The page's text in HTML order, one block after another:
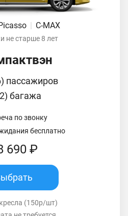
| C-MAX
не старше 8 лет
пассажиров
багажа
по звонку
бесплатно
690 ₽
(150р/шт)